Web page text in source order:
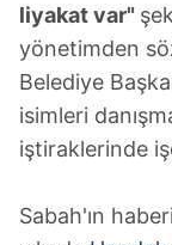
liyakat var"
yönetimden
Belediye
isimleri
iştiraklerinde
Sabah'ın